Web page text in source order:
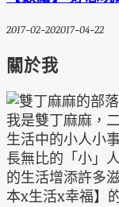
2017-02-202017-04-22
關於我
我是雙丁麻麻，
生活中的小人小
長無比的「小」
的生活增添許多
本x生活x幸福】